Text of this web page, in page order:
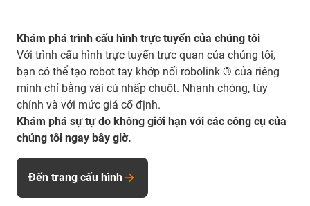
Khám phá trình cấu hình trực tuyến của chúng tôi
Với trình cấu hình trực tuyến trực quan của chúng tôi,
bạn có thể tạo robot tay khớp nối robolink ® của riêng
mình chỉ bằng vài cú nhấp chuột. Nhanh chóng, tùy
chỉnh và với mức giá cố định.
Khám phá sự tự do không giới hạn với các công cụ của
chúng tôi ngay bây giờ.
Đến trang cấu hình